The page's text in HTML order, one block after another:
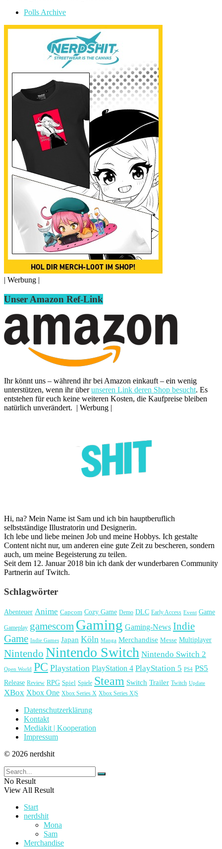
Polls Archive
| Werbung |
Unser Amazon Ref-Link
Ihr könnt uns – während ihr bei Amazon einkauft – ein wenig
unterstützen, wenn ihr überunseren Link deren Shop besucht. Es
entstehen für euch keine weiteren Kosten, die Kaufpreise bleiben
natürlich unverändert. | Werbung |
Hi, na? Mein Name ist Sam und ich bin hauptberuflich
selbstständige Illustratorin und Designerin.
Ich lebe und liebe meinen Job und meine Hobbys. Ich gestalte
Content nicht nur, um anderen eine gute Zeit zu bescheren, sondern
auch, um meine Begeisterung zu teilen.
Seit dem 12. Januar 2018 bin ich dank der wunderbaren Community
Partnerin auf Twitch.
Schlagwörter
Abenteuer Anime Capcom Cozy Game Demo DLC Early Access Event Game
Gameplay gamescom Gaming Gaming-News Indie
Game Indie Games Japan Köln Manga Merchandise Messe Multiplayer
Nintendo Nintendo Switch Nintendo Switch 2
Open World PC Playstation PlayStation 4 PlayStation 5 PS4 PS5
Release Review RPG Spiel Spiele Steam Switch Trailer Twitch Update
XBox Xbox One Xbox Series X Xbox Series X|S
Datenschutzerklärung
Kontakt
Mediakit | Kooperation
Impressum
© 2026 nerdshit
No Result
View All Result
Start
nerdshit
Mona
Sam
Merchandise